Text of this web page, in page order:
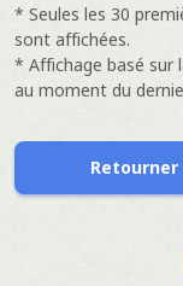
* Seules les 30
sont affichées.
* Affichage basé sur
au moment du
Retourner